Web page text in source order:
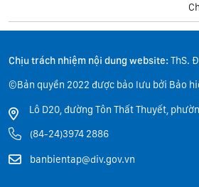
Chịu trách nhiệm nội dung website: ThS.
©Bản quyền 2022 được bảo lưu bởi Bảo
Lô D20, đường Tôn Thất Thuyết,
(84-24)3974 2886
banbientap@div.gov.vn